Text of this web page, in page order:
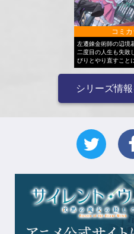
コミ
左遷錬金術師の辺境
二度目の人生も失敗
びりとやり直すこと
シリーズ情